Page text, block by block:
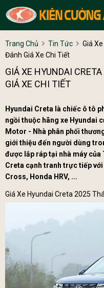
Trang Chủ Tin Tức
Giá
Đánh Giá Xe Chi Tiết
GIÁ XE HYUNDAI
GIÁ XE CHI TIẾT
Hyundai Creta là chiếc ô tô
ngồi thuộc hãng xe Hyundai
Motor - Nhà phân phối
giới thiệu đến người dùng
được lắp ráp tại nhà máy
Creta cạnh tranh trực tiếp
Cross, Honda HRV, ...
Giá Xe Hyundai Creta 2025